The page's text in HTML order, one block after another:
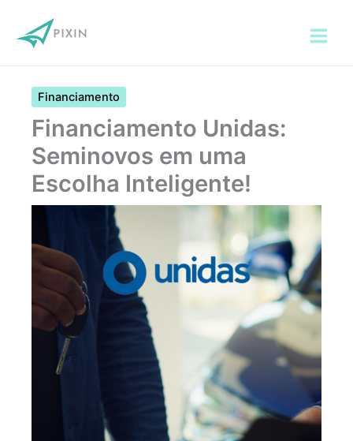
para
Financiamento
Financiamento Unidas:
Seminovos em uma
Escolha Inteligente!